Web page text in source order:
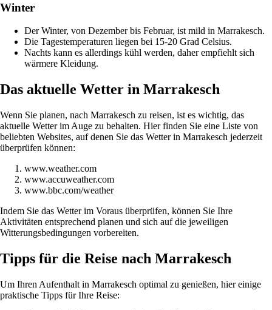
Winter
Der Winter, von Dezember bis Februar, ist mild in Marrakesch.
Die Tagestemperaturen liegen bei 15-20 Grad Celsius.
Nachts kann es allerdings kühl werden, daher empfiehlt sich
wärmere Kleidung.
Das aktuelle Wetter in Marrakesch
Wenn Sie planen, nach Marrakesch zu reisen, ist es wichtig, das
aktuelle Wetter im Auge zu behalten. Hier finden Sie eine Liste von
beliebten Websites, auf denen Sie das Wetter in Marrakesch jederzeit
überprüfen können:
www.weather.com
www.accuweather.com
www.bbc.com/weather
Indem Sie das Wetter im Voraus überprüfen, können Sie Ihre
Aktivitäten entsprechend planen und sich auf die jeweiligen
Witterungsbedingungen vorbereiten.
Tipps für die Reise nach Marrakesch
Um Ihren Aufenthalt in Marrakesch optimal zu genießen, hier einige
praktische Tipps für Ihre Reise: